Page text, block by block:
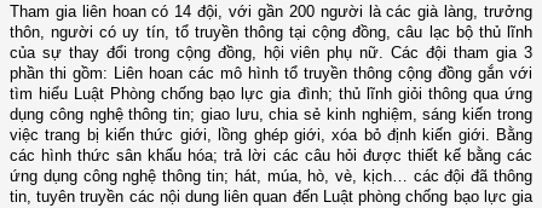
Tham gia liên hoan có 14 đội, với gần 200 người là các già làng, trưởng
thôn, người có uy tín, tổ truyền thông tại cộng đồng, câu lạc bộ thủ lĩnh
của sự thay đổi trong cộng đồng, hội viên phụ nữ. Các đội tham gia 3
phần thi gồm: Liên hoan các mô hình tổ truyền thông cộng đồng gắn với
tìm hiểu Luật Phòng chống bạo lực gia đình; thủ lĩnh giỏi thông qua ứng
dụng công nghệ thông tin; giao lưu, chia sẻ kinh nghiệm, sáng kiến trong
việc trang bị kiến thức giới, lồng ghép giới, xóa bỏ định kiến giới. Bằng
các hình thức sân khấu hóa; trả lời các câu hỏi được thiết kế bằng các
ứng dụng công nghệ thông tin; hát, múa, hò, vè, kịch… các đội đã thông
tin, tuyên truyền các nội dung liên quan đến Luật phòng chống bạo lực gia